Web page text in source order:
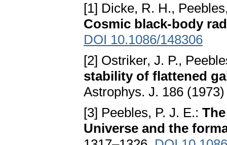
[1] Dicke, R. H.,
Cosmic black-body
DOI 10.1086/148306
[2] Ostriker, J. P.,
stability of flattened
Astrophys. J. 186
[3] Peebles, P. J. E.:
Universe and the